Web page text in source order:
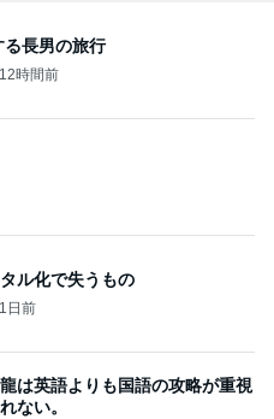
長男の旅行
12時間前
ル化で失うもの
1日前
は英語よりも国語の攻略が重視
ない。